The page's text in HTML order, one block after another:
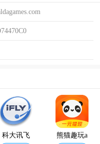
科大讯飞
熊猫趣玩a